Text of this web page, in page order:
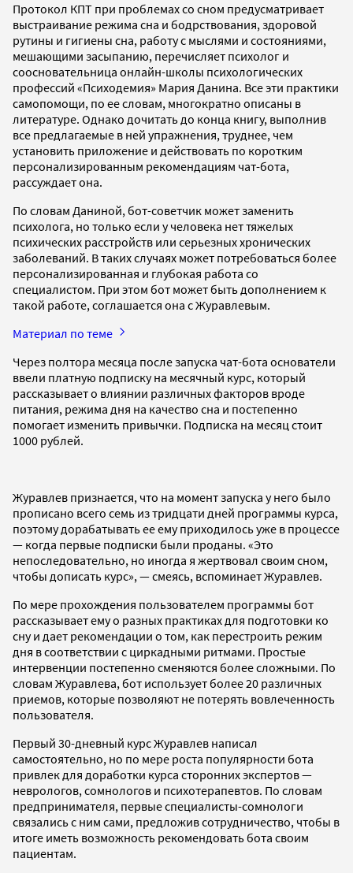
Протокол КПТ при проблемах со сном предусматривает
выстраивание режима сна и бодрствования, здоровой
рутины и гигиены сна, работу с мыслями и состояниями,
мешающими засыпанию, перечисляет психолог и
соосновательница онлайн-школы психологических
профессий «Психодемия» Мария Данина. Все эти практики
самопомощи, по ее словам, многократно описаны в
литературе. Однако дочитать до конца книгу, выполнив
все предлагаемые в ней упражнения, труднее, чем
установить приложение и действовать по коротким
персонализированным рекомендациям чат-бота,
рассуждает она.
По словам Даниной, бот-советчик может заменить
психолога, но только если у человека нет тяжелых
психических расстройств или серьезных хронических
заболеваний. В таких случаях может потребоваться более
персонализированная и глубокая работа со
специалистом. При этом бот может быть дополнением к
такой работе, соглашается она с Журавлевым.
Материал по теме
Через полтора месяца после запуска чат-бота основатели
ввели платную подписку на месячный курс, который
рассказывает о влиянии различных факторов вроде
питания, режима дня на качество сна и постепенно
помогает изменить привычки. Подписка на месяц стоит
1000 рублей.
Журавлев признается, что на момент запуска у него было
прописано всего семь из тридцати дней программы курса,
поэтому дорабатывать ее ему приходилось уже в процессе
— когда первые подписки были проданы. «Это
непоследовательно, но иногда я жертвовал своим сном,
чтобы дописать курс», — смеясь, вспоминает Журавлев.
По мере прохождения пользователем программы бот
рассказывает ему о разных практиках для подготовки ко
сну и дает рекомендации о том, как перестроить режим
дня в соответствии с циркадными ритмами. Простые
интервенции постепенно сменяются более сложными. По
словам Журавлева, бот использует более 20 различных
приемов, которые позволяют не потерять вовлеченность
пользователя.
Первый 30-дневный курс Журавлев написал
самостоятельно, но по мере роста популярности бота
привлек для доработки курса сторонних экспертов —
неврологов, сомнологов и психотерапевтов. По словам
предпринимателя, первые специалисты-сомнологи
связались с ним сами, предложив сотрудничество, чтобы в
итоге иметь возможность рекомендовать бота своим
пациентам.